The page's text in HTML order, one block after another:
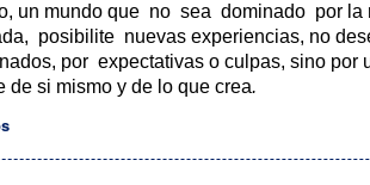
un mundo que no sea dominado por la
posibilite nuevas experiencias, no
por expectativas o culpas, sino por
si mismo y de lo que crea.